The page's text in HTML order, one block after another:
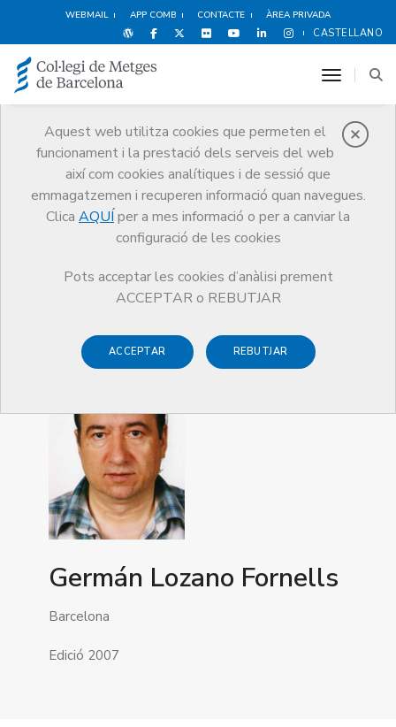
WEBMAIL APP COMB CONTACTE ÀREA PRIVADA
CASTELLANO
Aquest web utilitza cookies que permeten el
funcionament i la prestació dels serveis del web
així com cookies analítiques i de sessió que
emmagatzemen i recuperen informació quan navegues.
Clica AQUÍ per a mes informació o per a canviar la
configuració de les cookies
Pots acceptar les cookies d’anàlisi prement
ACCEPTAR o REBUTJAR
ACCEPTAR REBUTJAR
toggle
Premis
Premis Guardonat Edició 2007
Guardonat Edició 2007
Germán Lozano Fornells
Barcelona
Edició 2007